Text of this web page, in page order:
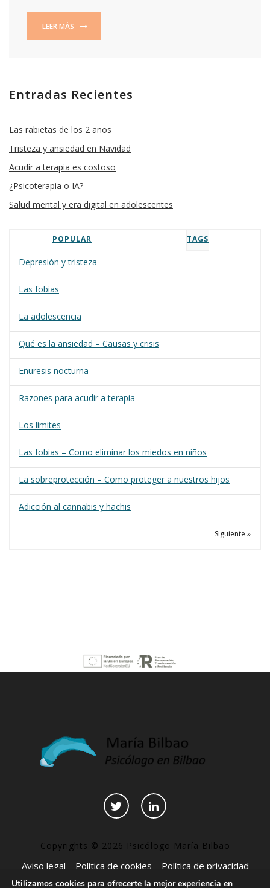
LEER MÁS
Entradas Recientes
Las rabietas de los 2 años
Tristeza y ansiedad en Navidad
Acudir a terapia es costoso
¿Psicoterapia o IA?
Salud mental y era digital en adolescentes
POPULAR TAGS
Depresión y tristeza
Las fobias
La adolescencia
Qué es la ansiedad – Causas y crisis
Enuresis nocturna
Razones para acudir a terapia
Los límites
Las fobias – Como eliminar los miedos en niños
La sobreprotección – Como proteger a nuestros hijos
Adicción al cannabis y hachis
Siguiente »
Copyrights © 2026 Psicólogo María Bilbao
Aviso legal–Política de cookies–Política de privacidad
–Declaración de accesibilidad–Páginas interesantes
Utilizamos cookies para ofrecerte la mejor experiencia en